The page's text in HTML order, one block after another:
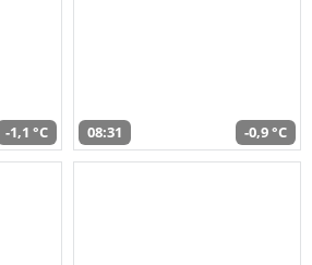
-1,1 °C 08:31 -0,9 °C